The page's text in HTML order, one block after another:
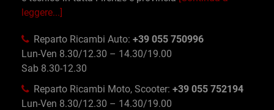
leggere...]
Reparto Ricambi Auto: +39 055 750996
Lun-Ven 8.30/12.30 – 14.30/19.00
Sab 8.30-12.30
Reparto Ricambi Moto, Scooter: +39 055 752194
Lun-Ven 8.30/12.30 – 14.30/19.00